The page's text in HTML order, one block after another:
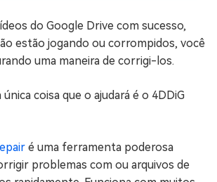
do Google Drive com sucesso,
estão jogando ou corrompidos, você
uma maneira de corrigi-los.
coisa que o ajudará é o 4DDiG
é uma ferramenta poderosa
problemas com ou arquivos de